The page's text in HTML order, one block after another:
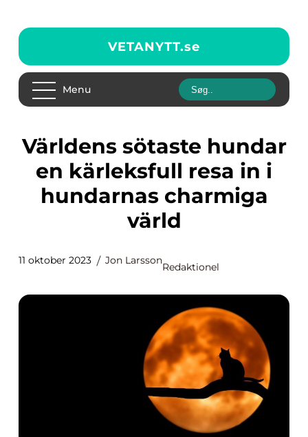
VETANYTT.se
Menu
Världens sötaste hundar
en kärleksfull resa in i
hundarnas charmiga
värld
11 oktober 2023 Jon Larsson
Redaktionel